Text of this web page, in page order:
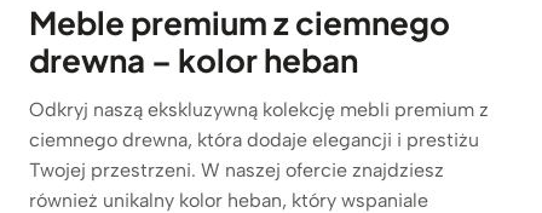
Meble premium z ciemnego
drewna – kolor heban
Odkryj naszą ekskluzywną kolekcję mebli premium z
ciemnego drewna, która dodaje elegancji i prestiżu
Twojej przestrzeni. W naszej ofercie znajdziesz
również unikalny kolor heban, który wspaniale